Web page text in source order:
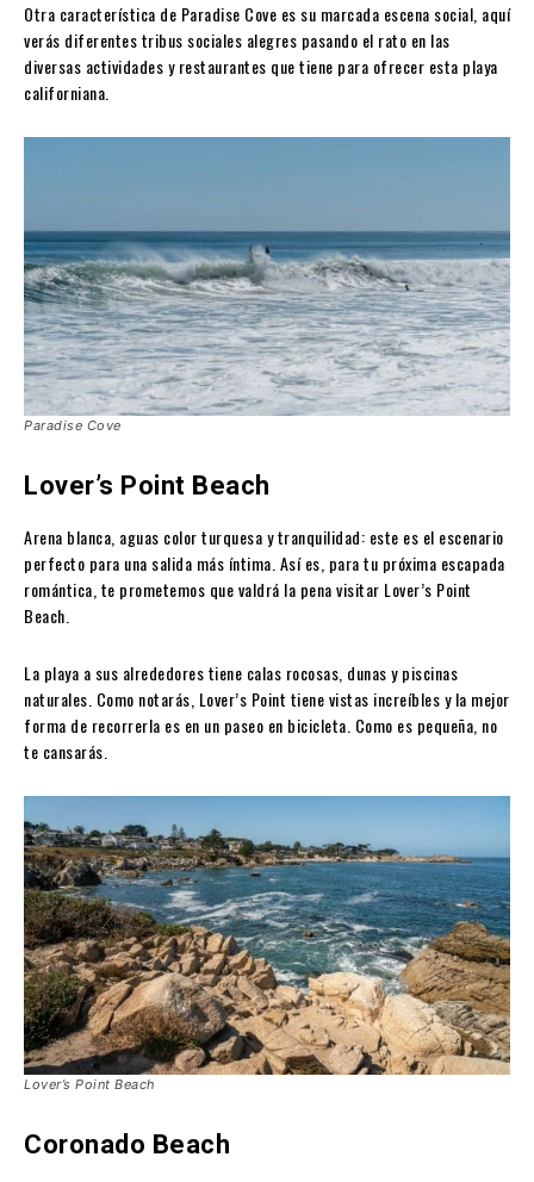
Otra característica de Paradise Cove es su marcada escena social, aquí
verás diferentes tribus sociales alegres pasando el rato en las
diversas actividades y restaurantes que tiene para ofrecer esta playa
californiana.
Paradise Cove
Lover’s Point Beach
Arena blanca, aguas color turquesa y tranquilidad: este es el escenario
perfecto para una salida más íntima. Así es, para tu próxima escapada
romántica, te prometemos que valdrá la pena visitar Lover’s Point
Beach.
La playa a sus alrededores tiene calas rocosas, dunas y piscinas
naturales. Como notarás, Lover’s Point tiene vistas increíbles y la mejor
forma de recorrerla es en un paseo en bicicleta. Como es pequeña, no
te cansarás.
Lover’s Point Beach
Coronado Beach